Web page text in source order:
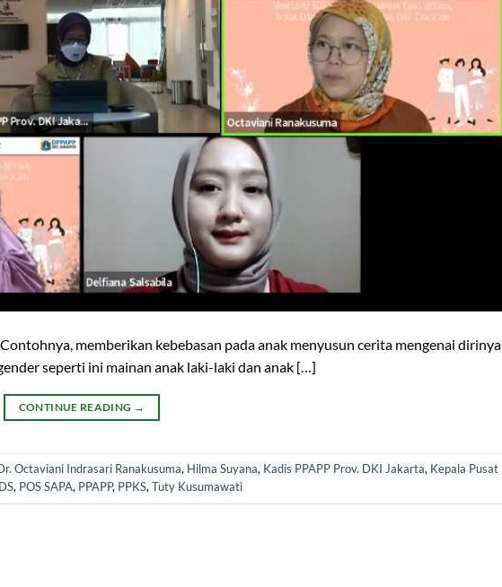
memberikan kebebasan pada anak menyusun cerita mengenai dirinya
seperti ini mainan anak laki-laki dan anak […]
CONTINUE READING →
Octaviani Indrasari Ranakusuma, Hilma Suyana, Kadis PPAPP Prov. DKI Jakarta, Kepala Pusat
, POS SAPA, PPAPP, PPKS, Tuty Kusumawati